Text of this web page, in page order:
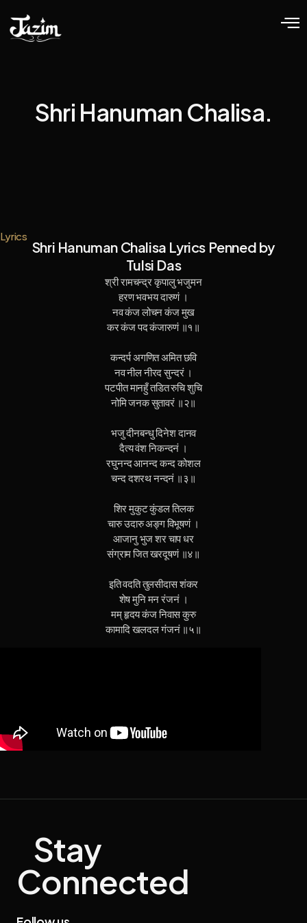
Shri Hanuman Chalisa.
Lyrics
Shri Hanuman Chalisa Lyrics Penned by
Tulsi Das
श्री रामचन्द्र कृपालु भजुमन
हरण भवभय दारुणं ।
नव कंज लोचन कंज मुख
कर कंज पद कंजारुणं ॥१॥
कन्दर्प अगणित अमित छवि
नव नील नीरद सुन्दरं ।
पटपीत मानहुँ तडित रुचि शुचि
नोमि जनक सुतावरं ॥२॥
भजु दीनबन्धु दिनेश दानव
दैत्य वंश निकन्दनं ।
रघुनन्द आनन्द कन्द कोशल
चन्द दशरथ नन्दनं ॥३॥
शिर मुकुट कुंडल तिलक
चारु उदारु अङ्ग विभूषणं ।
आजानु भुज शर चाप धर
संग्राम जित खरदूषणं ॥४॥
इति वदति तुलसीदास शंकर
शेष मुनि मन रंजनं ।
मम् हृदय कंज निवास कुरु
कामादि खलदल गंजनं ॥५॥
Stay
Connected